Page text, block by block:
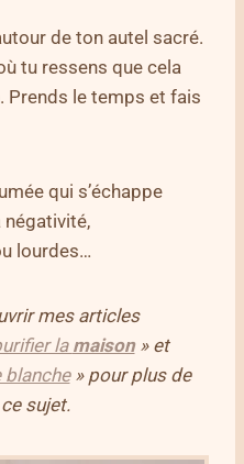
de ton autel sacré.
tu ressens que cela
Prends le temps et fais
qui s’échappe
lourdes…
mes articles
lamaison» et
blanche» pour plus de
sujet.